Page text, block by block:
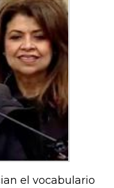
el vocabulario